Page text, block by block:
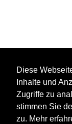
Diese
Inhalte und
Zugriffe zu
stimmen Sie
zu. Mehr